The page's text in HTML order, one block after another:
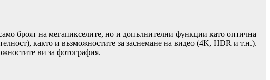
броят на мегапикселите, но и допълнителни функции като оптична
както и възможностите за заснемане на видео (4K, HDR и т.н.).
ви за фотография.